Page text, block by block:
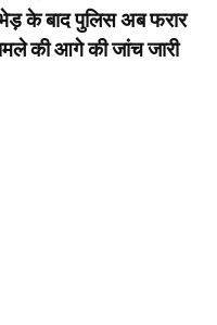
के बाद पुलिस अब फरार
की आगे की जांच जारी